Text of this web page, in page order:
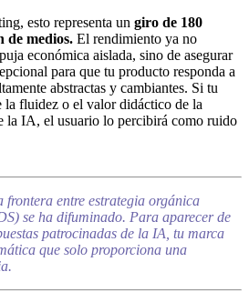
esto representa un giro de 180
de medios. El rendimiento ya no
económica aislada, sino de asegurar
para que tu producto responda a
abstractas y cambiantes. Si tu
fluidez o el valor didáctico de la
la IA, el usuario lo percibirá como ruido
frontera entre estrategia orgánica
se ha difuminado. Para aparecer de
patrocinadas de la IA, tu marca
que solo proporciona una